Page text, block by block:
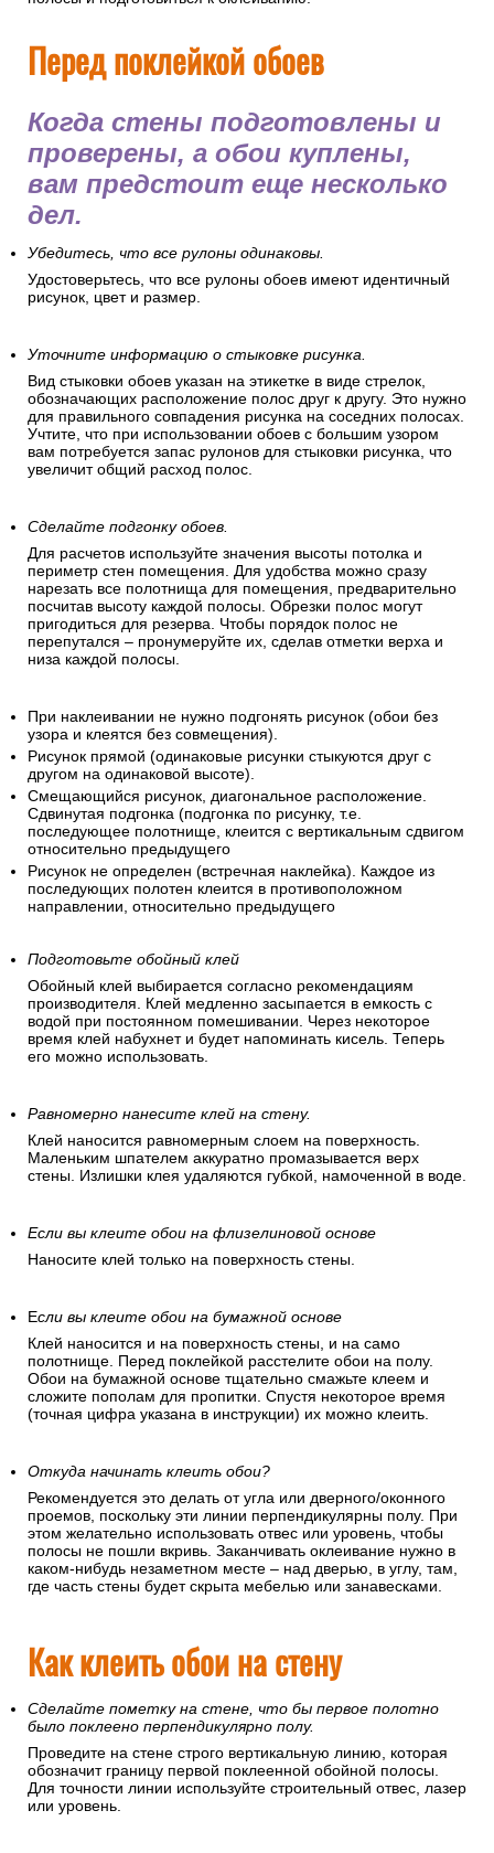
Перед поклейкой обоев
Когда стены подготовлены и
проверены, а обои куплены,
вам предстоит еще несколько
дел.
Убедитесь, что все рулоны одинаковы.
Удостоверьтесь, что все рулоны обоев имеют идентичный
рисунок, цвет и размер.
Уточните информацию о стыковке рисунка.
Вид стыковки обоев указан на этикетке в виде стрелок,
обозначающих расположение полос друг к другу. Это нужно
для правильного совпадения рисунка на соседних полосах.
Учтите, что при использовании обоев с большим узором
вам потребуется запас рулонов для стыковки рисунка, что
увеличит общий расход полос.
Сделайте подгонку обоев.
Для расчетов используйте значения высоты потолка и
периметр стен помещения. Для удобства можно сразу
нарезать все полотнища для помещения, предварительно
посчитав высоту каждой полосы. Обрезки полос могут
пригодиться для резерва. Чтобы порядок полос не
перепутался – пронумеруйте их, сделав отметки верха и
низа каждой полосы.
При наклеивании не нужно подгонять рисунок (обои без
узора и клеятся без совмещения).
Рисунок прямой (одинаковые рисунки стыкуются друг с
другом на одинаковой высоте).
Смещающийся рисунок, диагональное расположение.
Сдвинутая подгонка (подгонка по рисунку, т.е.
последующее полотнище, клеится с вертикальным сдвигом
относительно предыдущего
Рисунок не определен (встречная наклейка). Каждое из
последующих полотен клеится в противоположном
направлении, относительно предыдущего
Подготовьте обойный клей
Обойный клей выбирается согласно рекомендациям
производителя. Клей медленно засыпается в емкость с
водой при постоянном помешивании. Через некоторое
время клей набухнет и будет напоминать кисель. Теперь
его можно использовать.
Равномерно нанесите клей на стену.
Клей наносится равномерным слоем на поверхность.
Маленьким шпателем аккуратно промазывается верх
стены. Излишки клея удаляются губкой, намоченной в воде.
Если вы клеите обои на флизелиновой основе
Наносите клей только на поверхность стены.
Если вы клеите обои на бумажной основе
Клей наносится и на поверхность стены, и на само
полотнище. Перед поклейкой расстелите обои на полу.
Обои на бумажной основе тщательно смажьте клеем и
сложите пополам для пропитки. Спустя некоторое время
(точная цифра указана в инструкции) их можно клеить.
Откуда начинать клеить обои?
Рекомендуется это делать от угла или дверного/оконного
проемов, поскольку эти линии перпендикулярны полу. При
этом желательно использовать отвес или уровень, чтобы
полосы не пошли вкривь. Заканчивать оклеивание нужно в
каком-нибудь незаметном месте – над дверью, в углу, там,
где часть стены будет скрыта мебелью или занавесками.
Как клеить обои на стену
Сделайте пометку на стене, что бы первое полотно
было поклеено перпендикулярно полу.
Проведите на стене строго вертикальную линию, которая
обозначит границу первой поклеенной обойной полосы.
Для точности линии используйте строительный отвес, лазер
или уровень.